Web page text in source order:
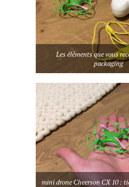
Les éléments que vous
packaging
mini drone Cheerson CX 10 :